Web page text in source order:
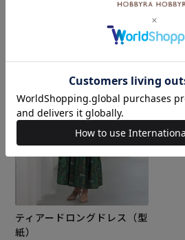
カートに入れる
¥17,600
ティアードロングドレス（型
紙）